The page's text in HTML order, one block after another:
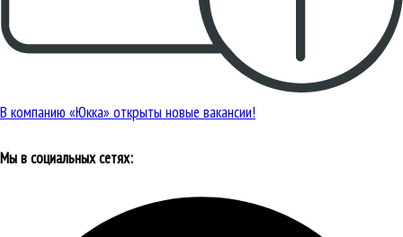
В компанию «Юкка» открыты новые вакансии!
Мы в социальных сетях: